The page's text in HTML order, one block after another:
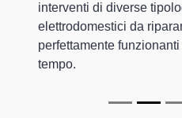
interventi di diverse
elettrodomestici da
perfettamente
tempo.